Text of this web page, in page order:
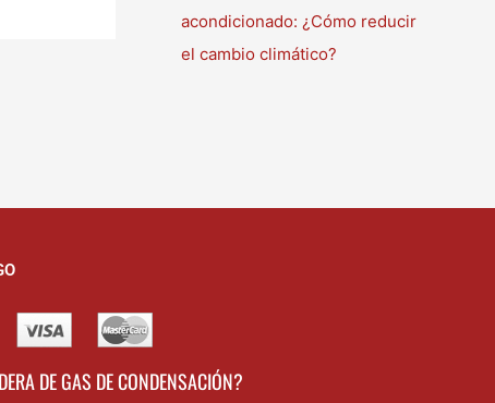
acondicionado: ¿Cómo reducir
el cambio climático?
DE GAS DE CONDENSACIÓN?